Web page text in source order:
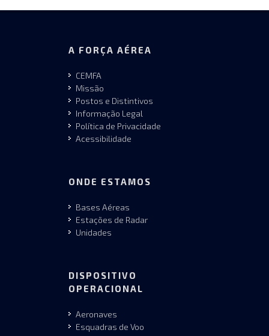
A FORÇA AÉREA
CEMFA
Missão
Postos e Distintivos
Informação Legal
Política de Privacidade
Acessibilidade
ONDE ESTAMOS
Bases Aéreas
Estações de Radar
Unidades
DISPOSITIVO
OPERACIONAL
Aeronaves
Esquadras de Voo